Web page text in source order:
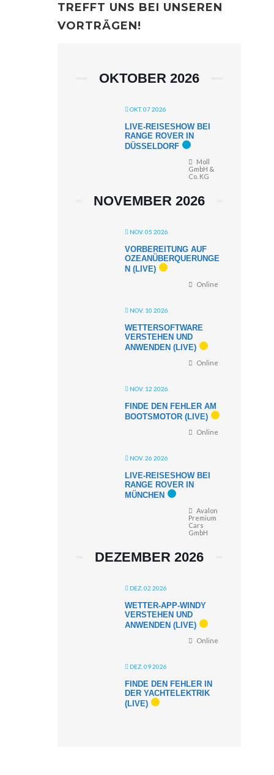
TREFFT UNS BEI UNSEREN
VORTRÄGEN!
OKTOBER 2026
OKT. 07 2026
LIVE-REISESHOW BEI
RANGE ROVER IN
DÜSSELDORF
Moll
GmbH &
Co. KG
NOVEMBER 2026
NOV. 05 2026
VORBEREITUNG AUF
OZEANÜBERQUERUNGE
N (LIVE)
Online
NOV. 10 2026
WETTERSOFTWARE
VERSTEHEN UND
ANWENDEN (LIVE)
Online
NOV. 12 2026
FINDE DEN FEHLER AM
BOOTSMOTOR (LIVE)
Online
NOV. 26 2026
LIVE-REISESHOW BEI
RANGE ROVER IN
MÜNCHEN
Avalon
Premium
Cars
GmbH
DEZEMBER 2026
DEZ. 02 2026
WETTER-APP-WINDY
VERSTEHEN UND
ANWENDEN (LIVE)
Online
DEZ. 09 2026
FINDE DEN FEHLER IN
DER YACHTELEKTRIK
(LIVE)